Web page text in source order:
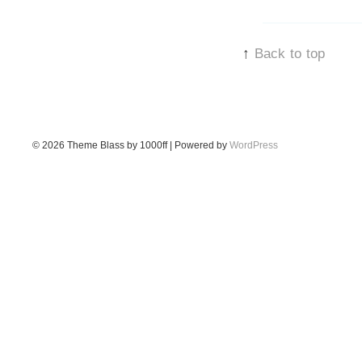
↑ Back to top
© 2026 Theme Blass by 1000ff | Powered by WordPress